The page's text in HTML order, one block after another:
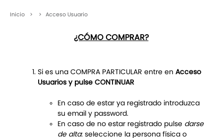
Inicio > > Acceso Usuario
¿CÓMO COMPRAR?
Si es una COMPRA PARTICULAR entre en Acceso
Usuarios y pulse CONTINUAR
En caso de estar ya registrado introduzca
su email y password.
En caso de no estar registrado pulse darse
de alta: seleccione la persona física o